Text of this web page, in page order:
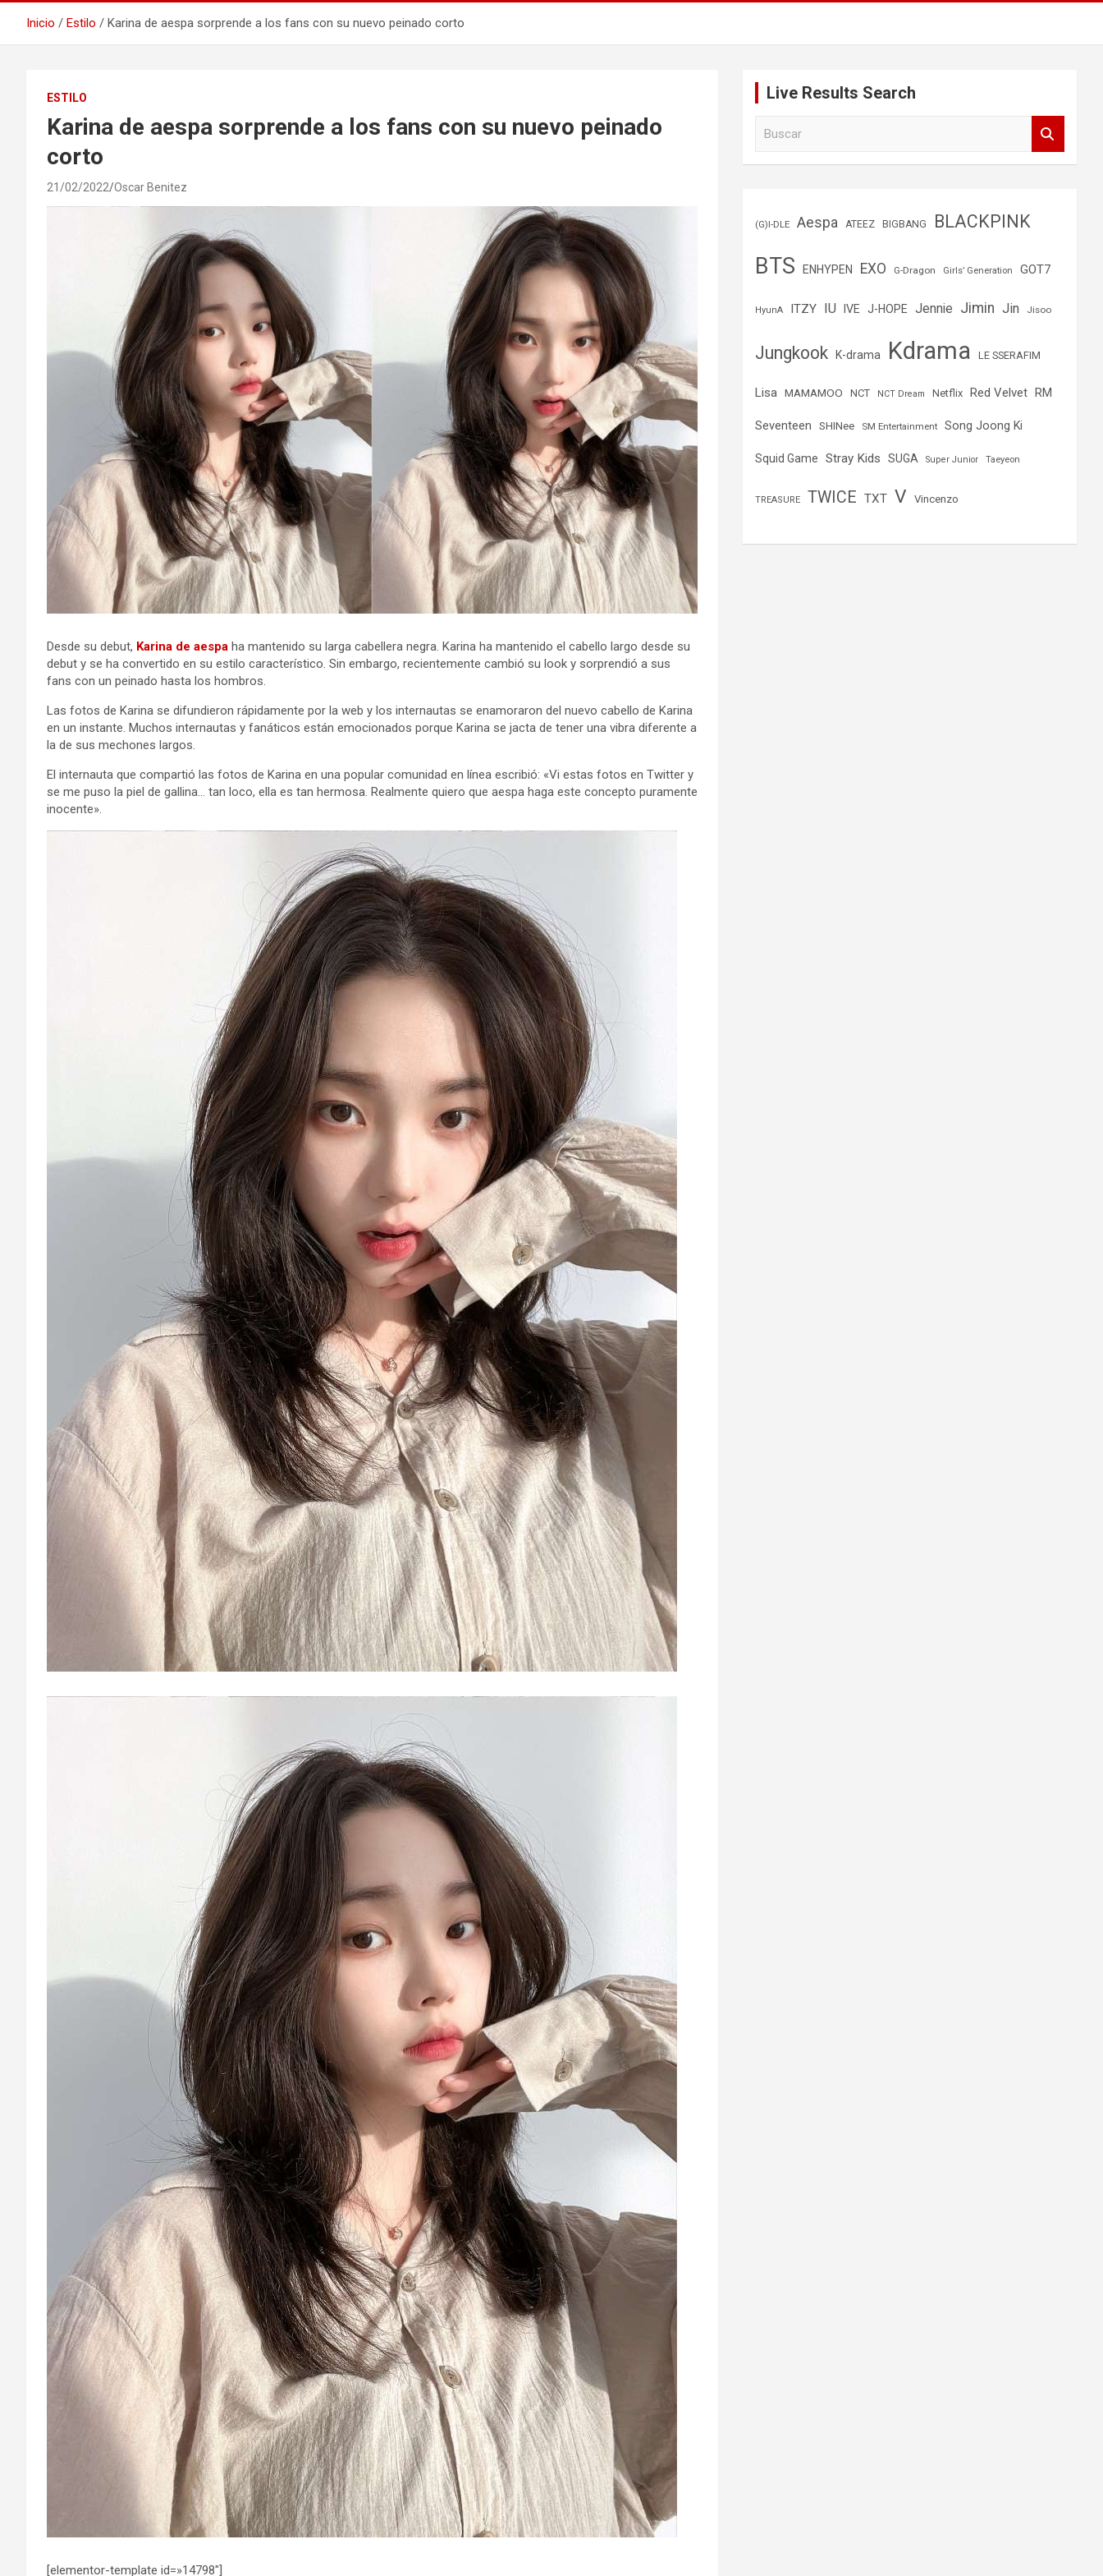
Inicio Estilo Karina de aespa sorprende a los fans con su nuevo peinado corto
ESTILO
Karina de aespa sorprende a los fans con su nuevo peinado
corto
21/02/2022 Oscar Benitez
Desde su debut, Karina de aespa ha mantenido su larga cabellera negra. Karina ha mantenido el cabello largo desde su
debut y se ha convertido en su estilo característico. Sin embargo, recientemente cambió su look y sorprendió a sus
fans con un peinado hasta los hombros.
Las fotos de Karina se difundieron rápidamente por la web y los internautas se enamoraron del nuevo cabello de Karina
en un instante. Muchos internautas y fanáticos están emocionados porque Karina se jacta de tener una vibra diferente a
la de sus mechones largos.
El internauta que compartió las fotos de Karina en una popular comunidad en línea escribió: «Vi estas fotos en Twitter y
se me puso la piel de gallina… tan loco, ella es tan hermosa. Realmente quiero que aespa haga este concepto puramente
inocente».
[elementor-template id=»14798″]
Live Results Search
(G)I-DLE Aespa ATEEZ BIGBANG BLACKPINK
BTS ENHYPEN EXO G-Dragon Girls’ Generation GOT7
HyunA ITZY IU IVE J-HOPE Jennie Jimin Jin Jisoo
Jungkook K-drama Kdrama LE SSERAFIM
Lisa MAMAMOO NCT NCT Dream Netflix Red Velvet RM
Seventeen SHINee SM Entertainment Song Joong Ki
Squid Game Stray Kids SUGA Super Junior Taeyeon
TREASURE TWICE TXT V Vincenzo